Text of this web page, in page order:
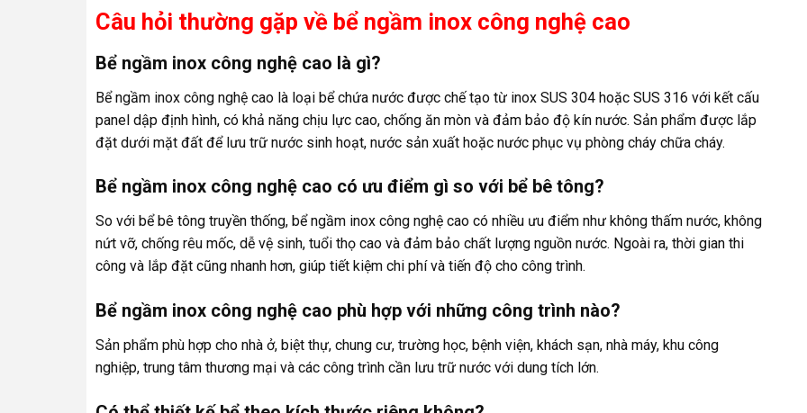
Câu hỏi thường gặp về bể ngầm inox công nghệ cao
Bể ngầm inox công nghệ cao là gì?
Bể ngầm inox công nghệ cao là loại bể chứa nước được chế tạo từ inox SUS 304 hoặc SUS 316 với kết cấu
panel dập định hình, có khả năng chịu lực cao, chống ăn mòn và đảm bảo độ kín nước. Sản phẩm được lắp
đặt dưới mặt đất để lưu trữ nước sinh hoạt, nước sản xuất hoặc nước phục vụ phòng cháy chữa cháy.
Bể ngầm inox công nghệ cao có ưu điểm gì so với bể bê tông?
So với bể bê tông truyền thống, bể ngầm inox công nghệ cao có nhiều ưu điểm như không thấm nước, không
nứt vỡ, chống rêu mốc, dễ vệ sinh, tuổi thọ cao và đảm bảo chất lượng nguồn nước. Ngoài ra, thời gian thi
công và lắp đặt cũng nhanh hơn, giúp tiết kiệm chi phí và tiến độ cho công trình.
Bể ngầm inox công nghệ cao phù hợp với những công trình nào?
Sản phẩm phù hợp cho nhà ở, biệt thự, chung cư, trường học, bệnh viện, khách sạn, nhà máy, khu công
nghiệp, trung tâm thương mại và các công trình cần lưu trữ nước với dung tích lớn.